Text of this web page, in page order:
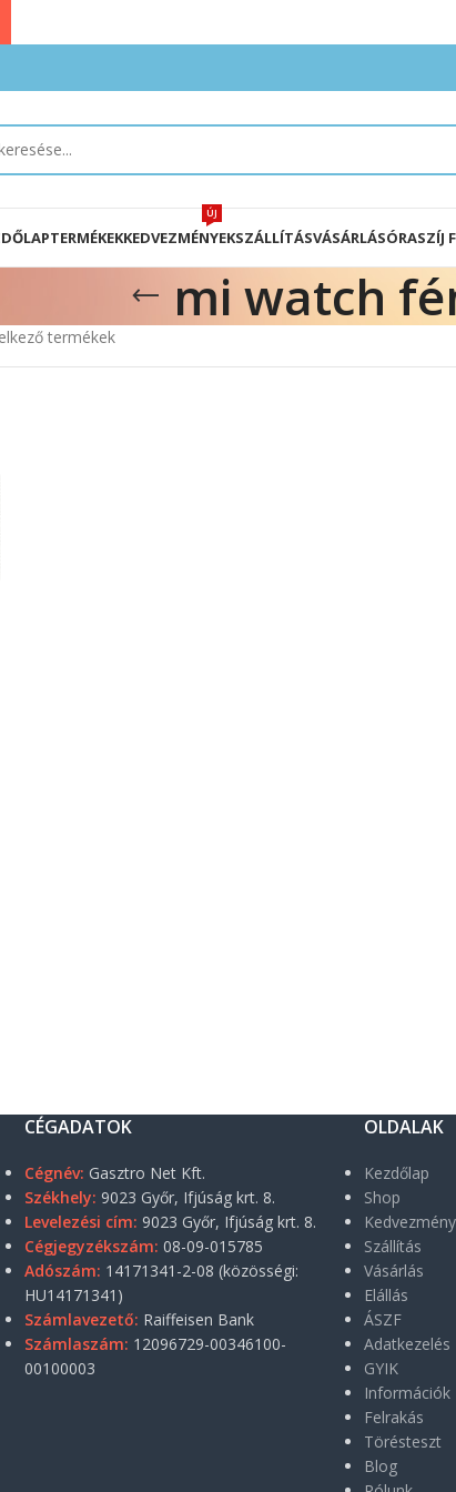
TERMÉKEKKEDVEZMÉNYEK
ÚJ
SZÁLLÍTÁSVÁSÁRLÁSÓRASZÍJ
mi watch
termékek
CÉGADATOK
Cégnév: Gasztro Net Kft.
Székhely: 9023 Győr, Ifjúság krt. 8.
Levelezési cím: 9023 Győr, Ifjúság krt. 8.
Cégjegyzékszám: 08-09-015785
Adószám: 14171341-2-08 (közösségi:
HU14171341)
Számlavezető: Raiffeisen Bank
Számlaszám: 12096729-00346100-
00100003
OLDALAK
Kezdőlap
Shop
Szállítás
Vásárlás
Elállás
ÁSZF
Adatkezelés
GYIK
Információk
Felrakás
Törésteszt
Blog